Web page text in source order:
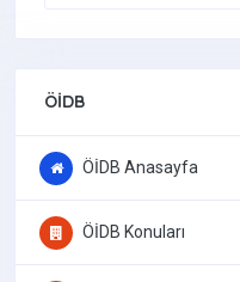
ÖİDB
ÖİDB Anasayfa
ÖİDB Konuları